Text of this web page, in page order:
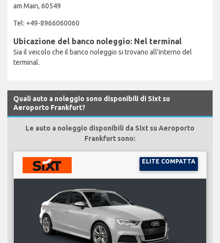
am Main, 60549
Tel: +49-8966060060
Ubicazione del banco noleggio: Nel terminal
Sia il veicolo che il banco noleggio si trovano all'interno del
terminal.
Quali auto a noleggio sono disponibili di Sixt su
Aeroporto Frankfurt?
Le auto a noleggio disponibili da Sixt su Aeroporto
Frankfurt sono:
ELITE COMPATTA